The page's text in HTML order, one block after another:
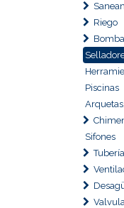
Riego
Piscinas
Sifones